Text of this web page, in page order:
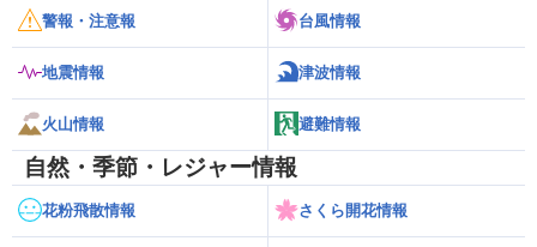
警報・注意報 台風情報
地震情報 津波情報
火山情報 避難情報
自然・季節・レジャー情報
花粉飛散情報 さくら開花情報